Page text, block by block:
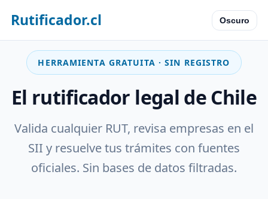
Rutificador.cl Oscuro
HERRAMIENTA GRATUITA · SIN REGISTRO
El rutificador legal de Chile
Valida cualquier RUT, revisa empresas en el
SII y resuelve tus trámites con fuentes
oficiales. Sin bases de datos filtradas.